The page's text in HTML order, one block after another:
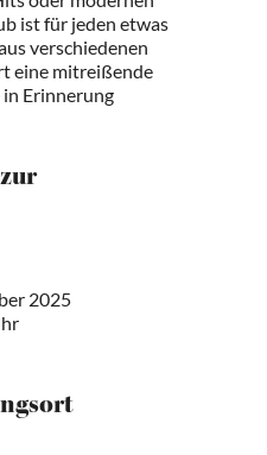
ist für jeden etwas
verschiedenen
eine mitreißende
Erinnerung
2025